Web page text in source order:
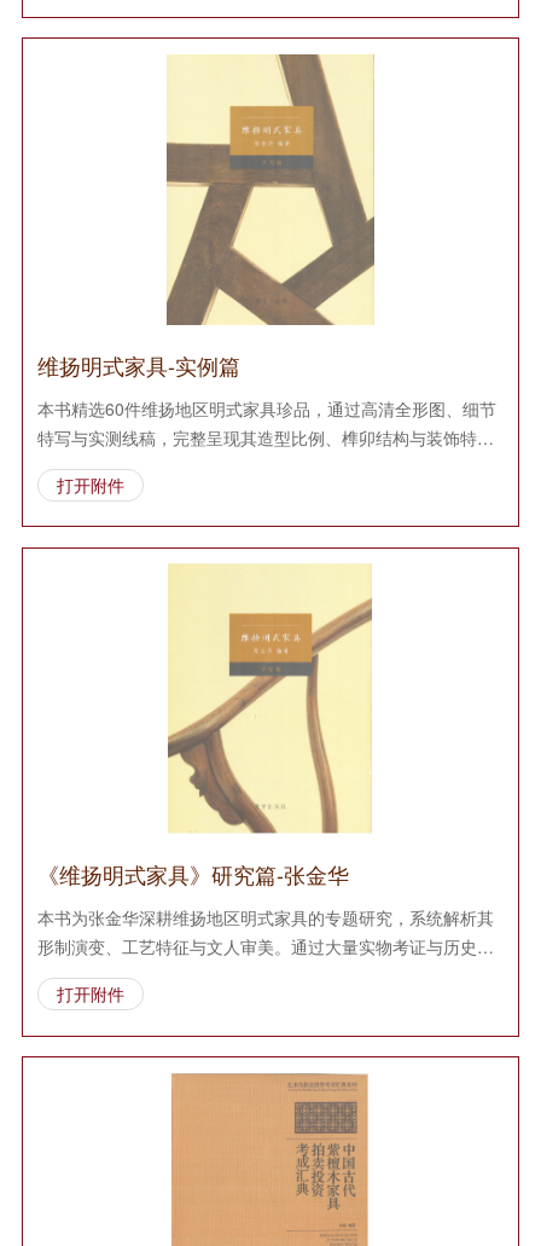
人“以器载道”的生活艺术。
维扬明式家具-实例篇
本书精选60件维扬地区明式家具珍品，通过高清全形图、细节
特写与实测线稿，完整呈现其造型比例、榫卯结构与装饰特
征。张金华结合实物标注工艺细节与修复痕迹，揭示苏北匠作
的地域特色，为鉴赏与修复提供权威范本。
打开附件
《维扬明式家具》研究篇-张金华
本书为张金华深耕维扬地区明式家具的专题研究，系统解析其
形制演变、工艺特征与文人审美。通过大量实物考证与历史文
献，揭示苏北匠作体系的独特语言，尤其聚焦榫卯技艺与地域
用材智慧。高清实测图与纹饰拓片，为学界与收藏界提供重要
参考。
打开附件